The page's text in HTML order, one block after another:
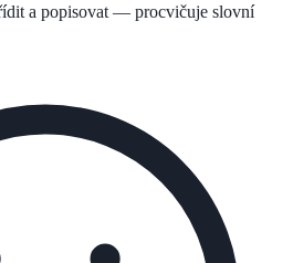
a popisovat — procvičuje slovní